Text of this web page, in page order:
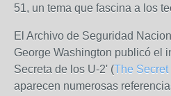
51, un tema que fascina a los
El Archivo de Seguridad
George Washington publicó el
Secreta de los U-2' (The Secret
aparecen numerosas